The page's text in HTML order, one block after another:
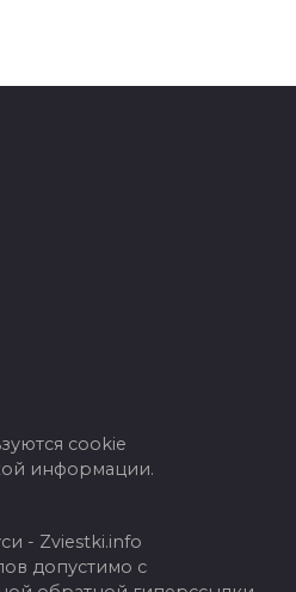
cookie
информации.
- Zviestki.info
допустимо с